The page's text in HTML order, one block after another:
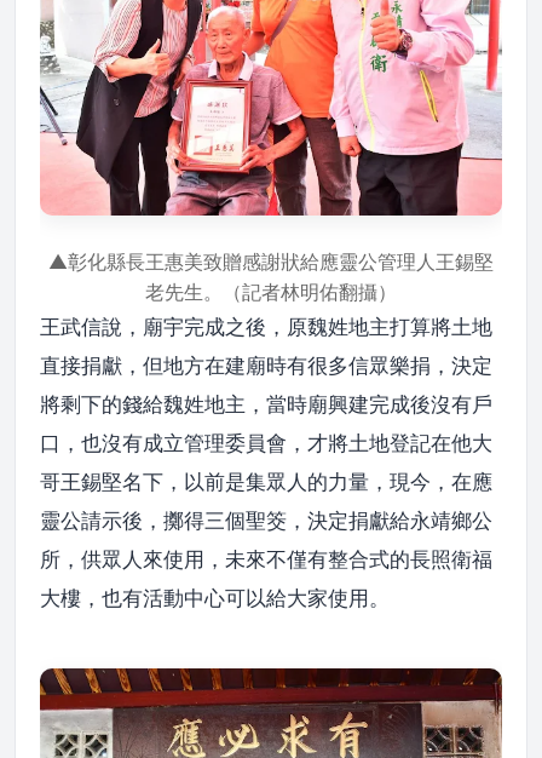
▲彰化縣長王惠美致贈感謝狀給應靈公管理人王錫堅
老先生。（記者林明佑翻攝）
王武信說，廟宇完成之後，原魏姓地主打算將土地
直接捐獻，但地方在建廟時有很多信眾樂捐，決定
將剩下的錢給魏姓地主，當時廟興建完成後沒有戶
口，也沒有成立管理委員會，才將土地登記在他大
哥王錫堅名下，以前是集眾人的力量，現今，在應
靈公請示後，擲得三個聖筊，決定捐獻給永靖鄉公
所，供眾人來使用，未來不僅有整合式的長照衛福
大樓，也有活動中心可以給大家使用。